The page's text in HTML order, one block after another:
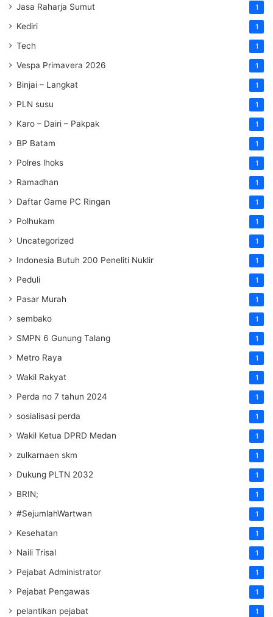
Jasa Raharja Sumut 1
Kediri 1
Tech 1
Vespa Primavera 2026 1
Binjai – Langkat 1
PLN susu 1
Karo – Dairi – Pakpak 1
BP Batam 1
Polres lhoks 1
Ramadhan 1
Daftar Game PC Ringan 1
Polhukam 1
Uncategorized 1
Indonesia Butuh 200 Peneliti Nuklir 1
Peduli 1
Pasar Murah 1
sembako 1
SMPN 6 Gunung Talang 1
Metro Raya 1
Wakil Rakyat 1
Perda no 7 tahun 2024 1
sosialisasi perda 1
Wakil Ketua DPRD Medan 1
zulkarnaen skm 1
Dukung PLTN 2032 1
BRIN; 1
#SejumlahWartwan 1
Kesehatan 1
Naili Trisal 1
Pejabat Administrator 1
Pejabat Pengawas 1
pelantikan pejabat 1